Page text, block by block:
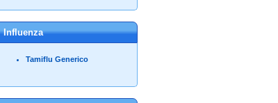
Influenza
Tamiflu Generico